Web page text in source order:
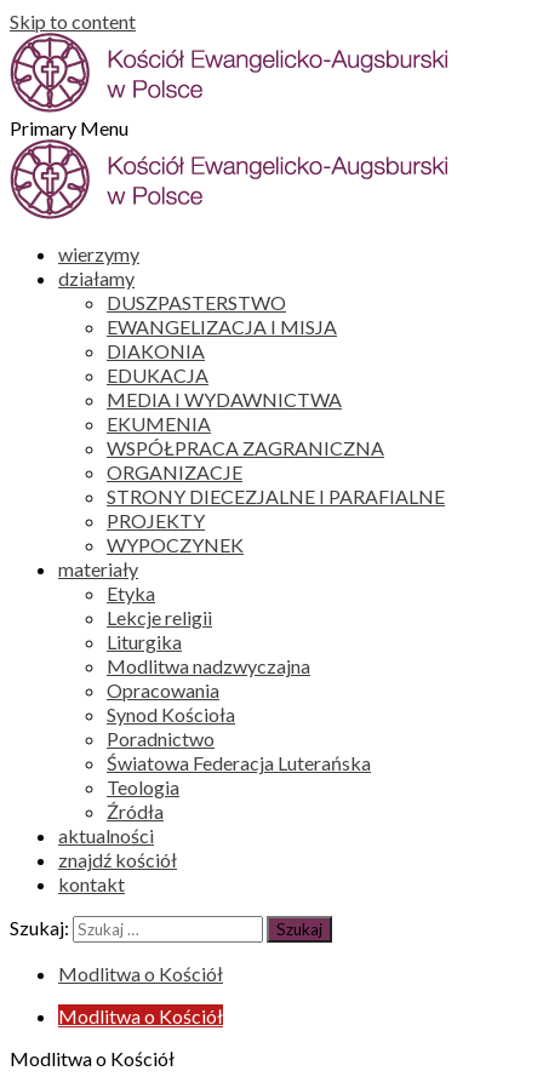
Skip to content
Primary Menu
wierzymy
działamy
DUSZPASTERSTWO
EWANGELIZACJA I MISJA
DIAKONIA
EDUKACJA
MEDIA I WYDAWNICTWA
EKUMENIA
WSPÓŁPRACA ZAGRANICZNA
ORGANIZACJE
STRONY DIECEZJALNE I PARAFIALNE
PROJEKTY
WYPOCZYNEK
materiały
Etyka
Lekcje religii
Liturgika
Modlitwa nadzwyczajna
Opracowania
Synod Kościoła
Poradnictwo
Światowa Federacja Luterańska
Teologia
Źródła
aktualności
znajdź kościół
kontakt
Szukaj:
Modlitwa o Kościół
Modlitwa o Kościół
Modlitwa o Kościół